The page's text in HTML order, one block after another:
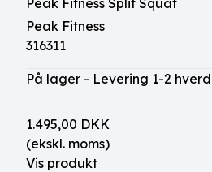
Peak Fitness Split Squat
Peak Fitness
316311
På lager - Levering 1-2
1.495,00 DKK
(ekskl. moms)
Vis produkt